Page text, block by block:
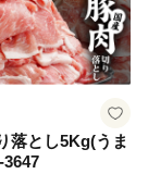
落とし5Kg(うま